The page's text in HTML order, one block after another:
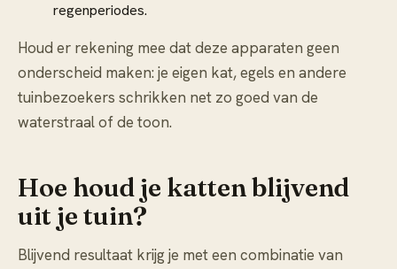
regenperiodes.
Houd er rekening mee dat deze apparaten geen
onderscheid maken: je eigen kat, egels en andere
tuinbezoekers schrikken net zo goed van de
waterstraal of de toon.
Hoe houd je katten blijvend
uit je tuin?
Blijvend resultaat krijg je met een combinatie van